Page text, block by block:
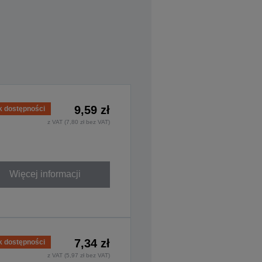
dostępności 9,59 zł
z VAT (7,80 zł bez VAT)
Więcej informacji
dostępności 7,34 zł
z VAT (5,97 zł bez VAT)